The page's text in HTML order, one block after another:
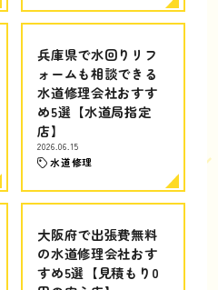
兵庫県で水回りリフ
ォームも相談できる
水道修理会社おすす
め5選【水道局指定
店】
2026.06.15
水道修理
大阪府で出張費無料
の水道修理会社おす
すめ5選【見積もり0